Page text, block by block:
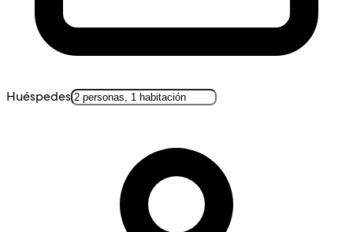
Huéspedes